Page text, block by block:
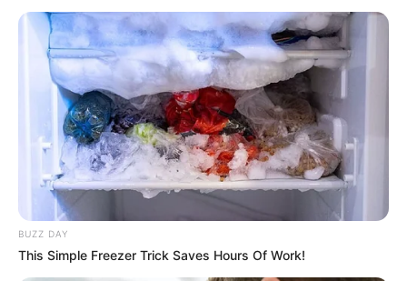
BUZZ DAY
This Simple Freezer Trick Saves Hours Of Work!